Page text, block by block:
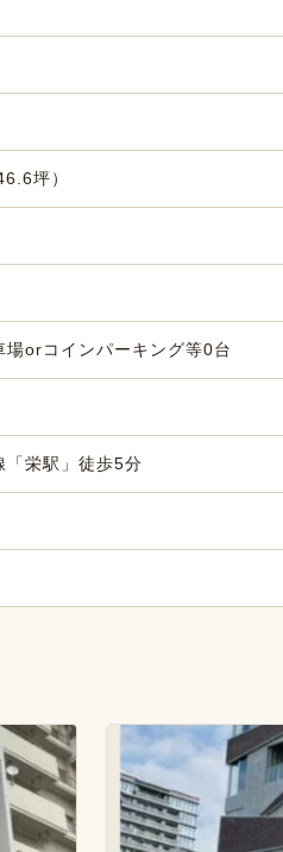
坪）
場orコインパーキング等0台
「栄駅」徒歩5分